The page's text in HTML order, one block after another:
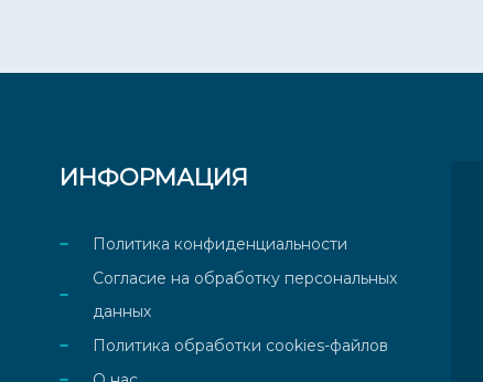
ИНФОРМАЦИЯ
Политика конфиденциальности
Согласие на обработку персональных
данных
Политика обработки cookies-файлов